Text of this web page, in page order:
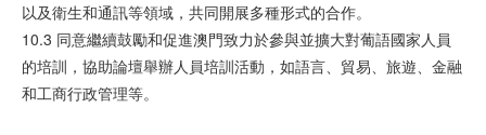
以及衛生和通訊等領域，共同開展多種形式的合作。
10.3 同意繼續鼓勵和促進澳門致力於參與並擴大對葡語國家人員
的培訓，協助論壇舉辦人員培訓活動，如語言、貿易、旅遊、金融
和工商行政管理等。